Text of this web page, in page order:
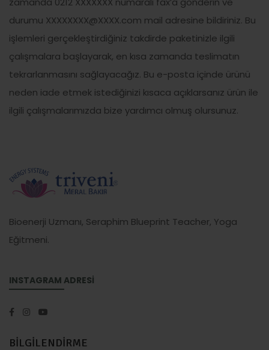
durumu XXXXXXXX@XXXX.com mail adresine bildiriniz. Bu
işlemleri gerçekleştirdiğiniz takdirde paketinizle ilgili
çalışmalara başlayarak, en kısa zamanda teslimatın
tekrarlanmasını sağlayacağız. Bu e-posta içinde ürünü
neden iade etmek istediğinizi kısaca açıklarsanız ürün ile
ilgili çalışmalarımızda bize yardımcı olmuş olursunuz.
Bioenerji Uzmanı, Seraphim Blueprint Teacher, Yoga
Eğitmeni.
INSTAGRAM ADRESİ
BİLGİLENDİRME